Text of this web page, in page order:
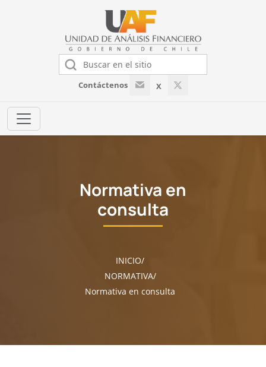
Contáctenos X
Normativa en
consulta
INICIO
NORMATIVA
Normativa en consulta